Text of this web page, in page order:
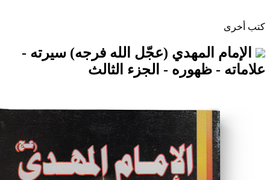
المهدي (عجّل الله فرجه) سيرته -
ظهوره - الجزء الثالث